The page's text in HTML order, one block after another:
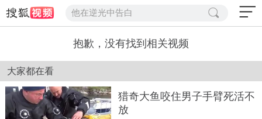
他在逆光中告白
抱歉，没有找到相关视频
大家都在看
猎奇大鱼咬住男子手臂死活不
放